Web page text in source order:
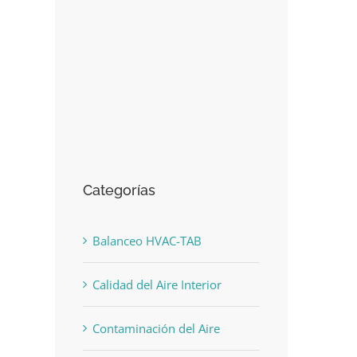
Categorías
Balanceo HVAC-TAB
Calidad del Aire Interior
Contaminación del Aire